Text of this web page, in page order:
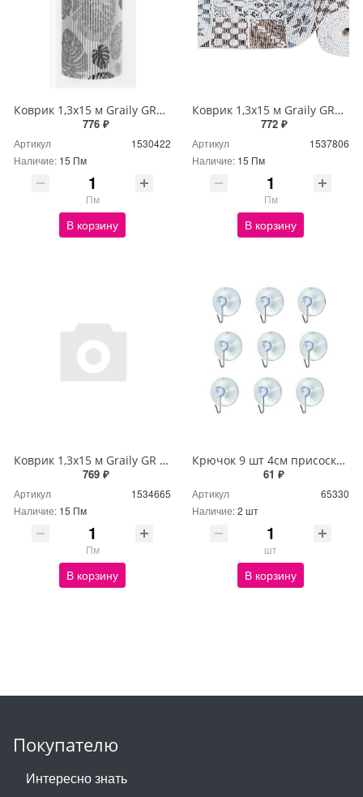
Коврик 1,3х15 м Graily GR1301A-130
776 ₽
Артикул
1530422
Наличие: 15 Пм
Пм
В корзину
Коврик 1,3х15 м Graily GR1356A-130
772 ₽
Артикул
1537806
Наличие: 15 Пм
Пм
В корзину
Коврик 1,3х15 м Graily GR 1241B-130
769 ₽
Артикул
1534665
Наличие: 15 Пм
Пм
В корзину
Крючок 9 шт 4см присоска-вакуум NA1054
61 ₽
Артикул
65330
Наличие:2 шт
шт
В корзину
Покупателю
Интересно знать